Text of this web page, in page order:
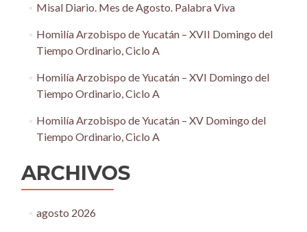
Misal Diario. Mes de Agosto. Palabra Viva
Homilía Arzobispo de Yucatán – XVII Domingo del
Tiempo Ordinario, Ciclo A
Homilía Arzobispo de Yucatán – XVI Domingo del
Tiempo Ordinario, Ciclo A
Homilía Arzobispo de Yucatán – XV Domingo del
Tiempo Ordinario, Ciclo A
ARCHIVOS
agosto 2026